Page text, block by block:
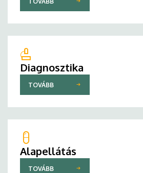
Diagnosztika
TOVÁBB
Alapellátás
TOVÁBB